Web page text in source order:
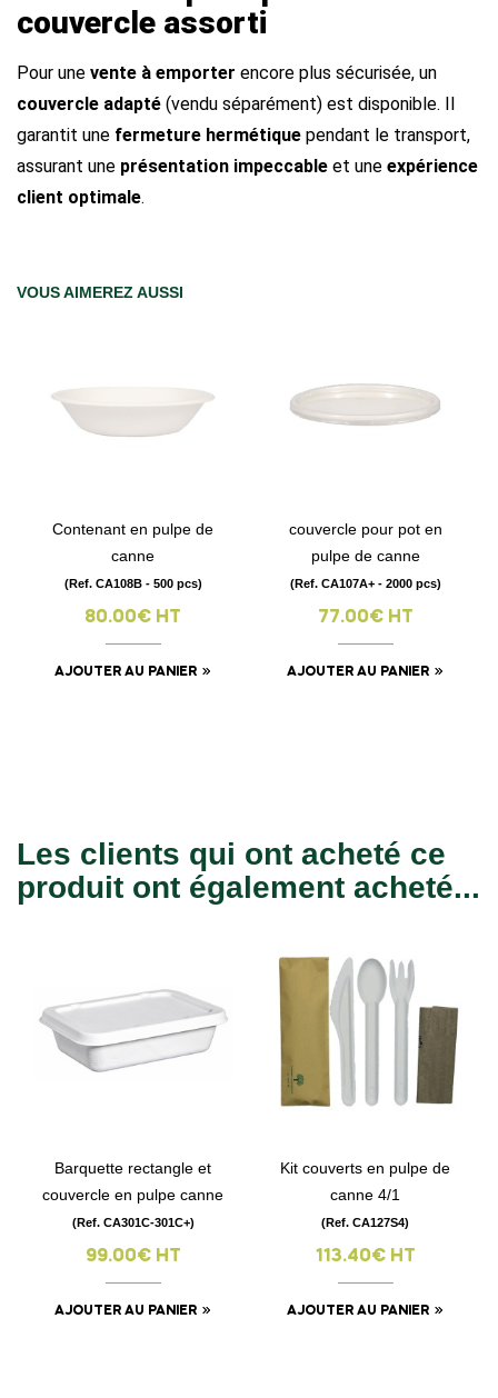
couvercle assorti
Pour une vente à emporter encore plus sécurisée, un
couvercle adapté (vendu séparément) est disponible. Il
garantit une fermeture hermétique pendant le transport,
assurant une présentation impeccable et une expérience
client optimale.
VOUS AIMEREZ AUSSI
Contenant en pulpe de
canne
(Ref. CA108B - 500 pcs)
80.00€ HT
AJOUTER AU PANIER
couvercle pour pot en
pulpe de canne
(Ref. CA107A+ - 2000 pcs)
77.00€ HT
AJOUTER AU PANIER
Les clients qui ont acheté ce
produit ont également acheté...
Barquette rectangle et
couvercle en pulpe canne
(Ref. CA301C-301C+)
99.00€ HT
AJOUTER AU PANIER
Kit couverts en pulpe de
canne 4/1
(Ref. CA127S4)
113.40€ HT
AJOUTER AU PANIER